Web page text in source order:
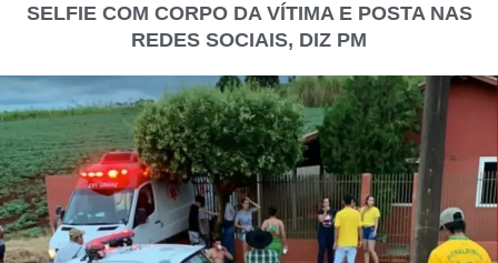
SELFIE COM CORPO DA VÍTIMA E POSTA NAS
REDES SOCIAIS, DIZ PM